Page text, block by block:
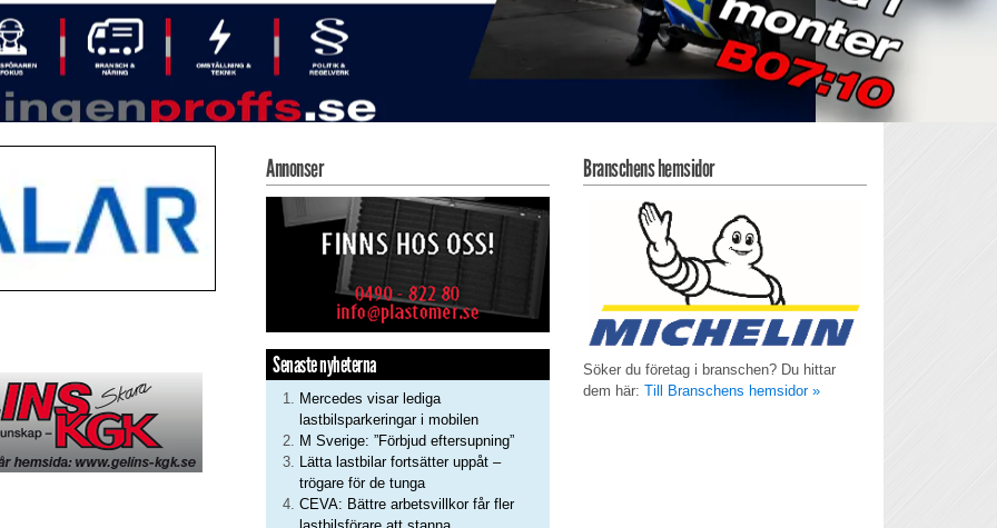
Annonser
Senaste nyheterna
Mercedes visar lediga
lastbilsparkeringar i mobilen
M Sverige: ”Förbjud eftersupning”
Lätta lastbilar fortsätter uppåt –
trögare för de tunga
CEVA: Bättre arbetsvillkor får fler
Branschens hemsidor
Söker du företag i branschen? Du hittar
dem här: Till Branschens hemsidor »